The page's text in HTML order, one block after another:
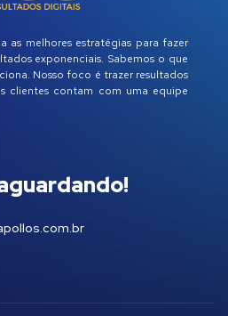
as melhores estratégias para fazer
exponenciais. Sabemos o que
Nosso foco é trazer resultados
clientes contam com uma equipe